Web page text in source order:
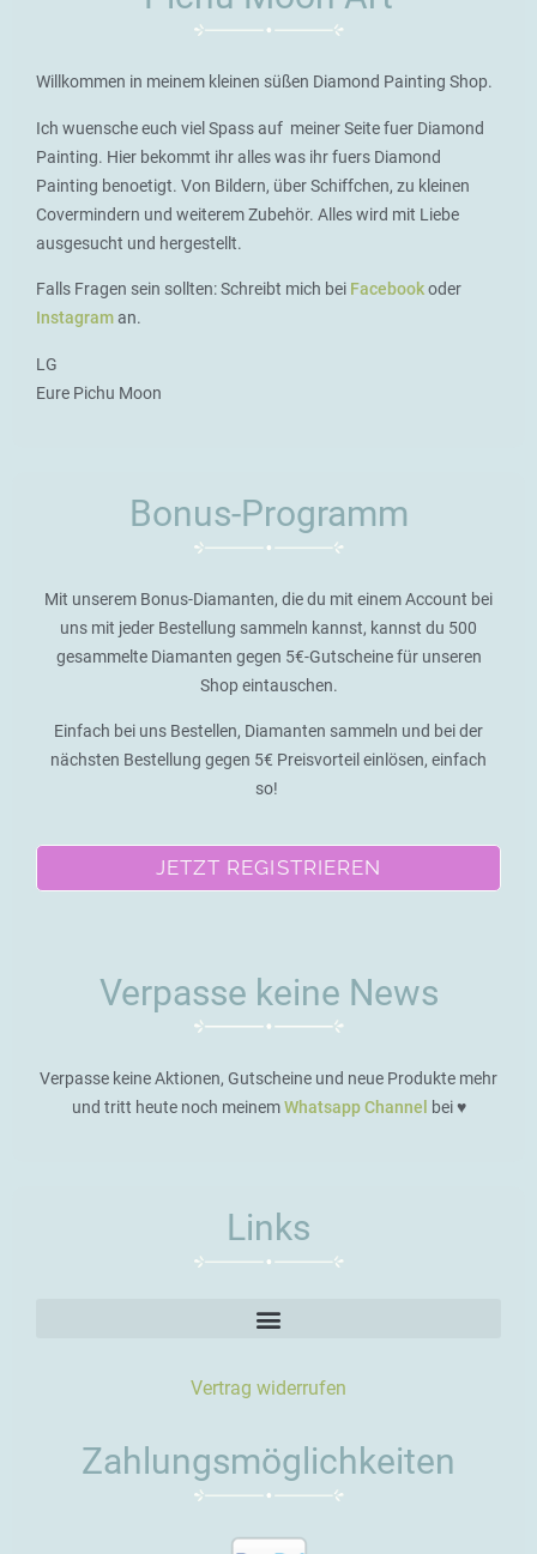
Willkommen in meinem kleinen süßen Diamond Painting Shop.
Ich wuensche euch viel Spass auf meiner Seite fuer Diamond
Painting. Hier bekommt ihr alles was ihr fuers Diamond
Painting benoetigt. Von Bildern, über Schiffchen, zu kleinen
Covermindern und weiterem Zubehör. Alles wird mit Liebe
ausgesucht und hergestellt.
Falls Fragen sein sollten: Schreibt mich bei Facebookoder
Instagraman.
LG
Eure Pichu Moon
Bonus-Programm
Mit unserem Bonus-Diamanten, die du mit einem Account bei
uns mit jeder Bestellung sammeln kannst, kannst du 500
gesammelte Diamanten gegen 5€-Gutscheine für unseren
Shop eintauschen.
Einfach bei uns Bestellen, Diamanten sammeln und bei der
nächsten Bestellung gegen 5€ Preisvorteil einlösen, einfach
so!
JETZT REGISTRIEREN
Verpasse keine News
Verpasse keine Aktionen, Gutscheine und neue Produkte mehr
und tritt heute noch meinemWhatsapp Channel bei ♥️
Links
Vertrag widerrufen
Zahlungsmöglichkeiten